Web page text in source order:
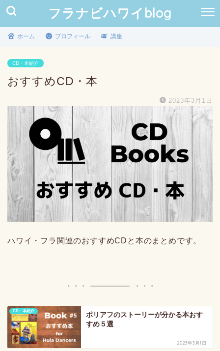
フラナビハワイblog
ホーム プロフィール 講座
CD・本紹介
おすすめCD・本
2023年3月1日
ハワイ・フラ関連のおすすめCDと本のまとめです。
CD・本紹介
ポリアフのストーリーが分かる本おす
すめ５選
2023年3月1日